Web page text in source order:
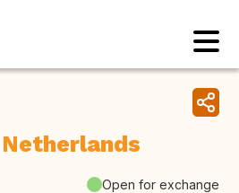
Open for exchange